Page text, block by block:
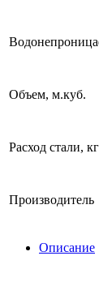
Объем, м.куб.
Расход стали, кг
Производитель
Описание